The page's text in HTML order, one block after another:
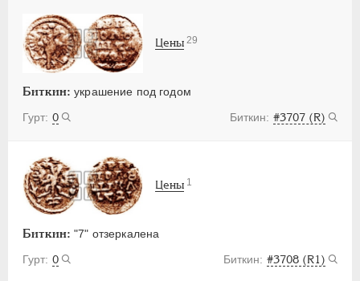
Биткин: украшение под годом
0
#3707 (R)
Цены 29
Биткин: "7" отзеркалена
0
#3708 (R1)
Цены 1